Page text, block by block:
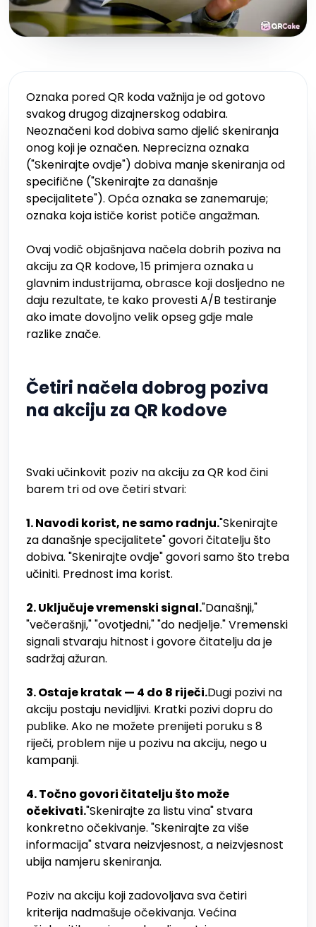
Oznaka pored QR koda važnija je od gotovo
svakog drugog dizajnerskog odabira.
Neoznačeni kod dobiva samo djelić skeniranja
onog koji je označen. Neprecizna oznaka
("Skenirajte ovdje") dobiva manje skeniranja od
specifične ("Skenirajte za današnje
specijalitete"). Opća oznaka se zanemaruje;
oznaka koja ističe korist potiče angažman.
Ovaj vodič objašnjava načela dobrih poziva na
akciju za QR kodove, 15 primjera oznaka u
glavnim industrijama, obrasce koji dosljedno ne
daju rezultate, te kako provesti A/B testiranje
ako imate dovoljno velik opseg gdje male
razlike znače.
Četiri načela dobrog poziva
na akciju za QR kodove
Svaki učinkovit poziv na akciju za QR kod čini
barem tri od ove četiri stvari:
1. Navodi korist, ne samo radnju."Skenirajte
za današnje specijalitete" govori čitatelju što
dobiva. "Skenirajte ovdje" govori samo što treba
učiniti. Prednost ima korist.
2. Uključuje vremenski signal."Današnji,"
"večerašnji," "ovotjedni," "do nedjelje." Vremenski
signali stvaraju hitnost i govore čitatelju da je
sadržaj ažuran.
3. Ostaje kratak — 4 do 8 riječi.Dugi pozivi na
akciju postaju nevidljivi. Kratki pozivi dopru do
publike. Ako ne možete prenijeti poruku s 8
riječi, problem nije u pozivu na akciju, nego u
kampanji.
4. Točno govori čitatelju što može
očekivati."Skenirajte za listu vina" stvara
konkretno očekivanje. "Skenirajte za više
informacija" stvara neizvjesnost, a neizvjesnost
ubija namjeru skeniranja.
Poziv na akciju koji zadovoljava sva četiri
kriterija nadmašuje očekivanja. Većina